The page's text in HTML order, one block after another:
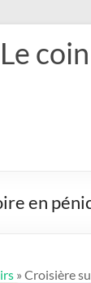
Le
en
» Croisière